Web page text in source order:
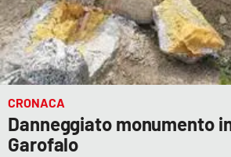
CRONACA
Danneggiato monumento
Garofalo